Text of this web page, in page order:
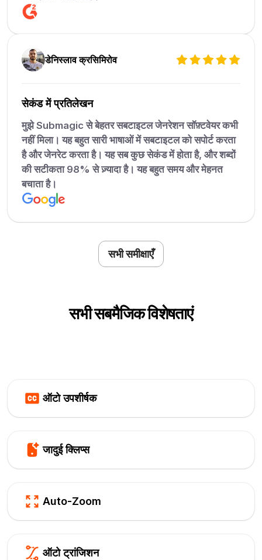
डेनिस्लाव क्रसिमिरोव
सेकंड में प्रतिलेखन
मुझे Submagic से बेहतर सबटाइटल जेनरेशन सॉफ़्टवेयर कभी
नहीं मिला। यह बहुत सारी भाषाओं में सबटाइटल को सपोर्ट करता
है और जेनरेट करता है। यह सब कुछ सेकंड में होता है, और शब्दों
की सटीकता 98% से ज़्यादा है। यह बहुत समय और मेहनत
बचाता है।
सभी समीक्षाएँ
सभी सबमैजिक विशेषताएं
ऑटो उपशीर्षक
जादुई क्लिप्स
Auto-Zoom
ऑटो ट्रांजिशन